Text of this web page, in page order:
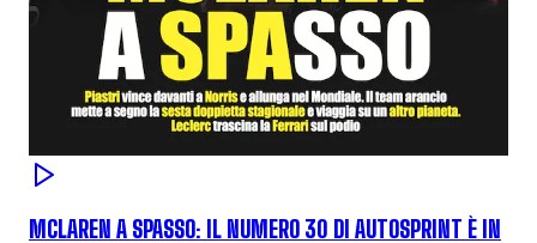
MCLAREN A SPASSO: IL NUMERO 30 DI AUTOSPRINT È IN